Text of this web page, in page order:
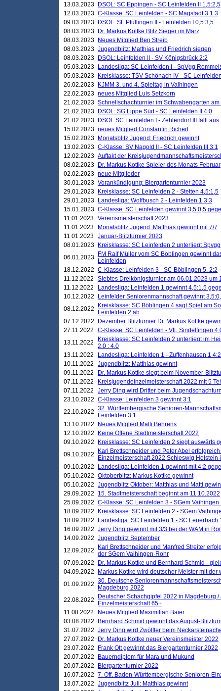
13.03.2023
DSOL: SC Eppingen - SC Leinfelden II 1,5:2,5
12.03.2023 C-Klasse: SC Leinfelden - SC Magstadt 3 1:3
09.03.2023
DSOL: SF Pfullingen II - Leinfelden I 0,5:3,5
08.03.2023
Dr. Markus Kottke Blitz Sieger im März
08.03.2023
Neues Mitglied Ben Streib
08.03.2023 Jugendblitz: Matthias und Friedrich siegen
08.03.2023
DSOL: Leinfelden II - SV Königsbrück 2:2
05.03.2023
Landesliga: SC Leinfelden I - SpVgg
05.03.2023
Kreisklasse: TSV Schönach IV - SC
26.02.2023
KJMM 3. und 4. Spieltag in Vaihingen
22.02.2023 neues Mitglied Luis Setzkorn
21.02.2023 Schnellschachturnier im Schwabengarten
21.02.2023
DSOL: SG Lippe Süd - SC Leinfelden II 4:0
21.02.2023
DSOL SC Leinfelden I - Zehlendorf III fällt aus
15.02.2023 neues Mitglied Constantin Richert
15.02.2023
Monatsblitz Jugend: Friedrich gewinnt
13.02.2023 C-Klasse: SV Nagold II - SC Leinfelden III 3:1
12.02.2023 Auftakt der
08.02.2023
Dr. Markus Kottke Spieler des Monats Februar
02.02.2023 neue Mitglieder
30.01.2023 Vorankündigung: Biergartenturnier 2023
29.01.2023
Kreisklasse: SC Leinfelden 2 - Stetten 4,5:1,5
29.01.2023
Landesliga: Wolfbusch 2 - Leinfelden 1 3:3
15.01.2023 C-Klasse: SC Leinfelden gewinnt 3,5:0,5
11.01.2023 Vereinsmeisterschaft 2023
11.01.2023
Monatsblitz Jugend: Matthias gewinnt mit 7/7
11.01.2023 Januar-Blitzturnier 2023
08.01.2023
Kreisklasse: SC Leinfelden 2 unterliegt
06.01.2023
FM Ralf Müller vom SC Böblingen gewinnt
Leinfelden
18.12.2022 C-Klasse: Leinfelden 3 - SC Böblingen 5. 2:2
11.12.2022
Siebtes Dreikönigsturnier am 06.01.2023 um
11.12.2022
Landesliga: Leinfelden 1 gewinnt 4,5:1,5
10.12.2022
Leinfelder Seniorenmannschaft gewinnt
08.12.2022
Kreisklasse: SC Böblingen 4 sagt Spiel am
Leinfelden 2 ab
07.12.2022
Dezember Blitzturnier Dr. Markus Kottke
27.11.2022
C-Klasse: SC Leinfelden - VfL Sindelfingen 4
13.11.2022
Kreisklasse: SC Leinfelden 2 unterliegt im
2.0 : 4.0
13.11.2022
Landesliga: Leinfelden 1 - Zuffenhausen 1 4:2
10.11.2022
Jugendblitz: Matthias gewinnt
09.11.2022
Dr. Markus Kottke siegt beim November-
07.11.2022
Kreisjugendeinzelmeisterschaft 2022 mit 5
07.11.2022
Jerry Ding wird Dritter beim
23.10.2022 C-Klasse: Leinfelden 3 gewinnt 3:1
22.10.2022 32. Württembergische Senioren-
Leinfelden 3:1
13.10.2022
Neues Mitglied Matti Behrens
12.10.2022
Keine Offene Stadtmeisterschaft 2022
09.10.2022
Kreisklasse: SC Leinfelden 2 siegt auswärts
09.10.2022
Karl Brettschneider und Peter Abel
Einzelmeisterschaft 2022 Schleswig Holstein
09.10.2022
Landesliga: Leinfelden 1 gewinnt mit 4:2
05.10.2022 Oktoberblitz: Markus Kottke gewinnt
05.10.2022 Jugendblitz Oktober: Matthias und Matti
29.09.2022
15. Stadtmeisterschaft beginnt am 11.10.2022
25.09.2022 C-Klasse: SC Leinfelden 3 - SGem Vaihingen
18.09.2022
Kreisklasse: SC Leinfelden 2 - SGem
18.09.2022
Landesliga: SC Leinfelden 1 - SC Feuerbach
16.09.2022 Jerry Ding gewinnt mit 3/3 bei der WAM in
14.09.2022 Jugendblitz September
12.09.2022
Karl Brettschneider und Manfred Streiter
der SGem Vaihingen-Rohr
07.09.2022
Dr. Markus Kottke und Bernhard Schmid -
04.09.2022
Markus Kottke wird deutscher Meister mit
01.09.2022 30. Deutsche
Magdeburg 2022
22.08.2022
Deutscher Schachgipfel 2022 in Magdeburg
Einzelmeisterschaft 65+
11.08.2022
Neues Mitglied Maximilian Baier
03.08.2022
Bernhard Schmid gewinnt das August-
31.07.2022 Jerry Ding wird Zwölfter beim
27.07.2022
Dr. Markus Kottke neuer Vereinsmeister 2022
23.07.2022
Frank Ott gewinnt das Biergartenturnier 2022
20.07.2022
Bauerndiplom für Mara und Mukund
20.07.2022
Biergartenturnier 2022
16.07.2022 7. Off. Baden-Württembergische Senioren-
13.07.2022 Jugendblitz Juli: Matthias gewinnt